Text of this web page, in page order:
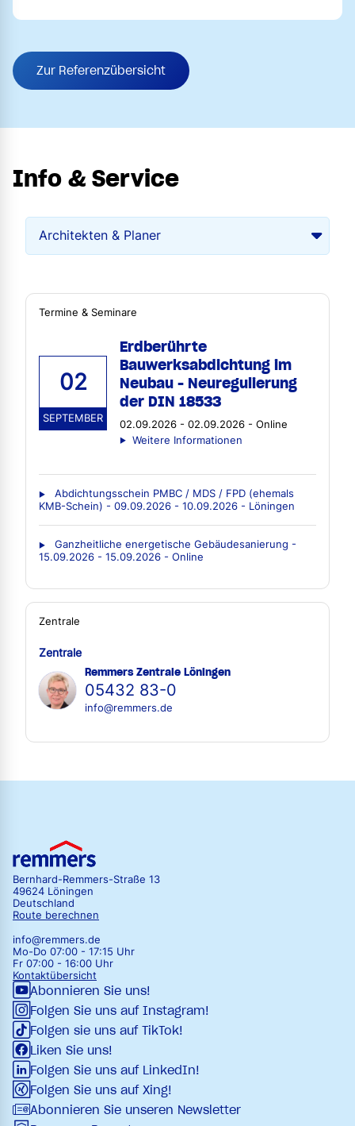
Zur Referenzübersicht
Info & Service
Termine & Seminare
02
SEPTEMBER
Erdberührte
Bauwerksabdichtung im
Neubau - Neuregulierung
der DIN 18533
02.09.2026 - 02.09.2026 - Online
Weitere Informationen
Abdichtungsschein PMBC / MDS / FPD (ehemals
KMB-Schein) - 09.09.2026 - 10.09.2026 - Löningen
Ganzheitliche energetische Gebäudesanierung -
15.09.2026 - 15.09.2026 - Online
Zentrale
Zentrale
Remmers Zentrale Löningen
05432 83-0
info@remmers.de
Bernhard-Remmers-Straße 13
49624 Löningen
Deutschland
Route berechnen
info@remmers.de
Mo-Do 07:00 - 17:15 Uhr
Fr 07:00 - 16:00 Uhr
Kontaktübersicht
Abonnieren Sie uns!
Folgen Sie uns auf Instagram!
Folgen sie uns auf TikTok!
Liken Sie uns!
Folgen Sie uns auf LinkedIn!
Folgen Sie uns auf Xing!
Abonnieren Sie unseren Newsletter